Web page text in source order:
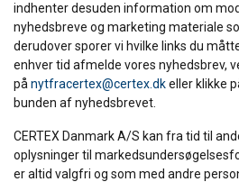
indhenter desuden information om
nyhedsbreve og marketing materiale
derudover sporer vi hvilke links du
enhver tid afmelde vores nyhedsbrev,
på nytfracertex@certex.dkeller klikke
bunden af nyhedsbrevet.
CERTEX Danmark A/S kan fra tid til
oplysninger til
er altid valgfri og som med andre